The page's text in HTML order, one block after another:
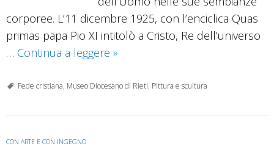
corporee. L’11 dicembre 1925, con l’enciclica Quas
primas papa Pio XI intitolò a Cristo, Re dell’universo
… Continua a leggere La
capitolare
»
Fede cristiana, Museo Diocesano di Rieti, Pittura e scultura
CON ARTE E CON INGEGNO